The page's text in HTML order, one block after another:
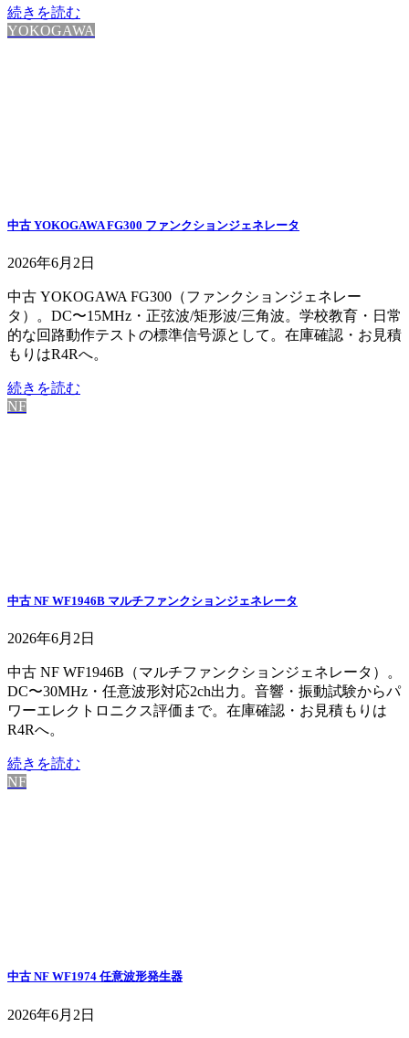
続きを読む
YOKOGAWA
中古 YOKOGAWA FG300 ファンクションジェネレータ
2026年6月2日
中古 YOKOGAWA FG300（ファンクションジェネレー
タ）。DC〜15MHz・正弦波/矩形波/三角波。学校教育・日常
的な回路動作テストの標準信号源として。在庫確認・お見積
もりはR4Rへ。
続きを読む
NF
中古 NF WF1946B マルチファンクションジェネレータ
2026年6月2日
中古 NF WF1946B（マルチファンクションジェネレータ）。
DC〜30MHz・任意波形対応2ch出力。音響・振動試験からパ
ワーエレクトロニクス評価まで。在庫確認・お見積もりは
R4Rへ。
続きを読む
NF
中古 NF WF1974 任意波形発生器
2026年6月2日